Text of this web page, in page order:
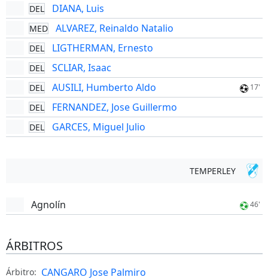
DEL DIANA, Luis
MED ALVAREZ, Reinaldo Natalio
DEL LIGTHERMAN, Ernesto
DEL SCLIAR, Isaac
DEL AUSILI, Humberto Aldo 17'
DEL FERNANDEZ, Jose Guillermo
DEL GARCES, Miguel Julio
TEMPERLEY
Agnolín 46'
ÁRBITROS
Árbitro: CANGARO Jose Palmiro